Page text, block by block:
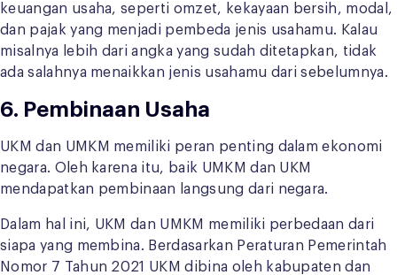
keuangan usaha, seperti omzet, kekayaan bersih, modal,
dan pajak yang menjadi pembeda jenis usahamu. Kalau
misalnya lebih dari angka yang sudah ditetapkan, tidak
ada salahnya menaikkan jenis usahamu dari sebelumnya.
6. Pembinaan Usaha
UKM dan UMKM memiliki peran penting dalam ekonomi
negara. Oleh karena itu, baik UMKM dan UKM
mendapatkan pembinaan langsung dari negara.
Dalam hal ini, UKM dan UMKM memiliki perbedaan dari
siapa yang membina. Berdasarkan Peraturan Pemerintah
Nomor 7 Tahun 2021 UKM dibina oleh kabupaten dan